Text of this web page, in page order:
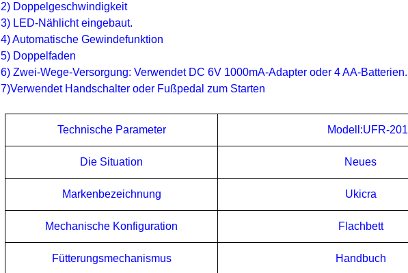
2) Doppelgeschwindigkeit
3) LED-Nählicht eingebaut.
4) Automatische Gewindefunktion
5) Doppelfaden
6) Zwei-Wege-Versorgung: Verwendet DC 6V 1000mA-Adapter oder 4 AA-Batterien.
7)Verwendet Handschalter oder Fußpedal zum Starten
Technische Parameter Modell:UFR-201
Die Situation Neues
Markenbezeichnung Ukicra
Mechanische Konfiguration Flachbett
Fütterungsmechanismus Handbuch